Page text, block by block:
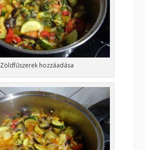
Zöldfűszerek hozzáadása